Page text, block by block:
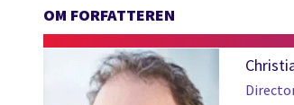
OM FORFATTEREN